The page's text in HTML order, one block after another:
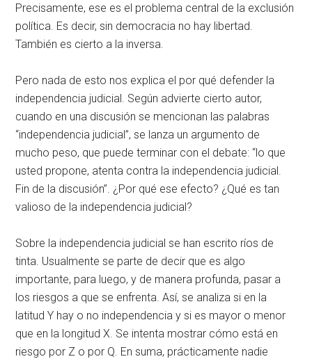
Precisamente, ese es el problema central de la exclusión
política. Es decir, sin democracia no hay libertad.
También es cierto a la inversa.
Pero nada de esto nos explica el por qué defender la
independencia judicial. Según advierte cierto autor,
cuando en una discusión se mencionan las palabras
“independencia judicial”, se lanza un argumento de
mucho peso, que puede terminar con el debate: “lo que
usted propone, atenta contra la independencia judicial.
Fin de la discusión”. ¿Por qué ese efecto? ¿Qué es tan
valioso de la independencia judicial?
Sobre la independencia judicial se han escrito ríos de
tinta. Usualmente se parte de decir que es algo
importante, para luego, y de manera profunda, pasar a
los riesgos a que se enfrenta. Así, se analiza si en la
latitud Y hay o no independencia y si es mayor o menor
que en la longitud X. Se intenta mostrar cómo está en
riesgo por Z o por Q. En suma, prácticamente nadie